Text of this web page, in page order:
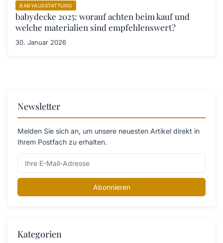
BABYAUSSTATTUNG
babydecke 2025: worauf achten beim kauf und
welche materialien sind empfehlenswert?
30. Januar 2026
Newsletter
Melden Sie sich an, um unsere neuesten Artikel direkt in
Ihrem Postfach zu erhalten.
Abonnieren
Kategorien